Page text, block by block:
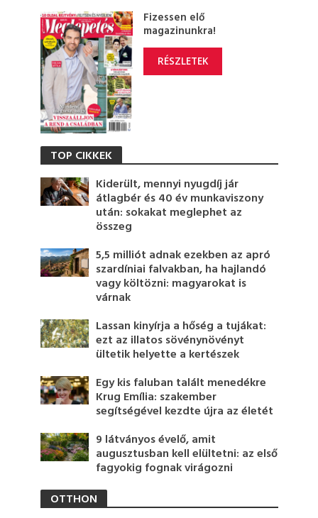
Fizessen elő
magazinunkra!
RÉSZLETEK
TOP CIKKEK
Kiderült, mennyi nyugdíj jár
átlagbér és 40 év munkaviszony
után: sokakat meglephet az
összeg
5,5 milliót adnak ezekben az apró
szardíniai falvakban, ha hajlandó
vagy költözni: magyarokat is
várnak
Lassan kinyírja a hőség a tujákat:
ezt az illatos sövénynövényt
ültetik helyette a kertészek
Egy kis faluban talált menedékre
Krug Emília: szakember
segítségével kezdte újra az életét
9 látványos évelő, amit
augusztusban kell elültetni: az első
fagyokig fognak virágozni
OTTHON